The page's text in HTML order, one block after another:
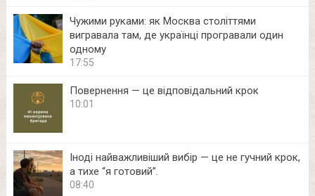
Чужими руками: як Москва століттями
вигравала там, де українці програвали один
одному
17:55
Повернення — це відповідальний крок
10:01
Іноді найважливіший вибір — це не гучний крок,
а тихе “я готовий”.
08:40